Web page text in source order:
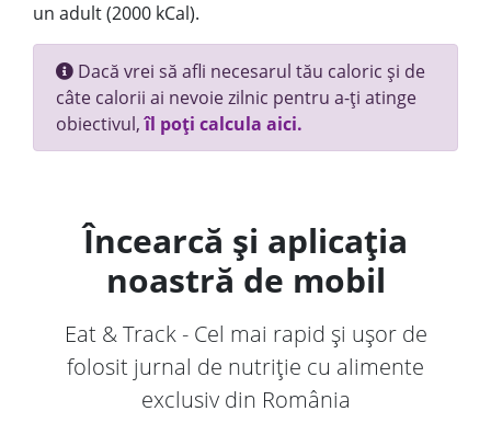
un adult (2000 kCal).
Dacă vrei să afli necesarul tău caloric și de
câte calorii ai nevoie zilnic pentru a-ți atinge
obiectivul,îl poți calcula aici.
Încearcă și aplicația
noastră de mobil
Eat & Track - Cel mai rapid și ușor de
folosit jurnal de nutriție cu alimente
exclusiv din România